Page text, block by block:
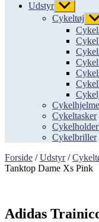
Udstyr Vis
undermenu
Cykeltøj Vis
Cykelhjelme
Cykeltasker
Cykelbriller
Forside /Udstyr/
Tanktop Dame Xs Pink
Adidas